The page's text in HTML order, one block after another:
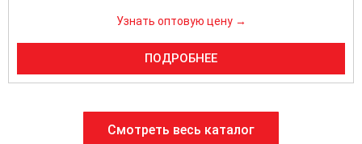
Узнать оптовую цену →
ПОДРОБНЕЕ
Смотреть весь каталог